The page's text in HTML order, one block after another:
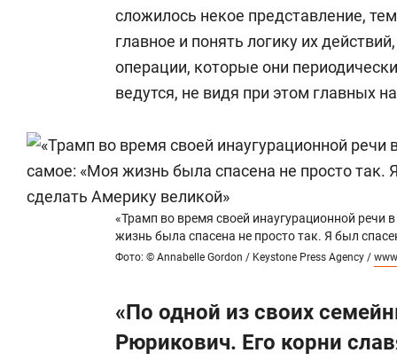
советника президента РФ по
службой информационной
Предложил подчинение МИД России
информационного агентства РИА
созданной структуры
в составе МИД РФ) и создание
действующих на территории стран
В январе 2006 года предложил
межгосударственное образование
сложилось некое представление,
главное и понять логику их
операции, которые они
ведутся, не видя при этом главных
«Трамп во время своей инаугурационной речи
жизнь была спасена не просто так. Я был
Фото: © Annabelle Gordon / Keystone Press Agency /
«По одной из своих
Рюрикович. Его корни